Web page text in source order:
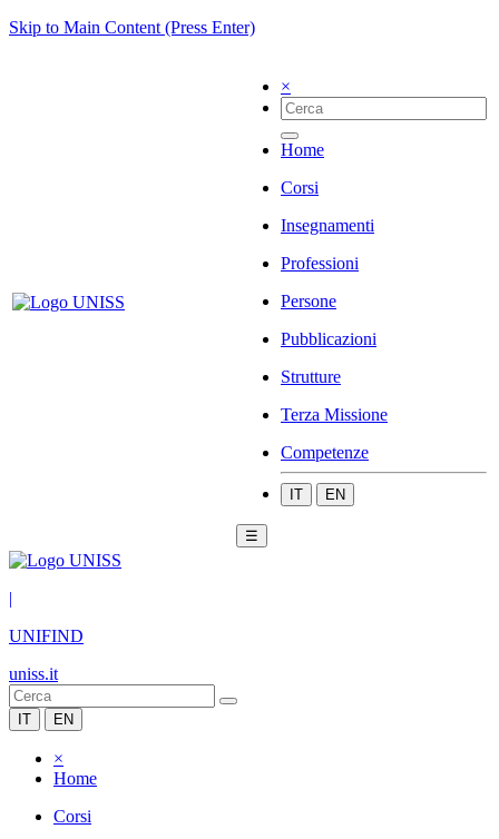
Skip to Main Content (Press Enter)
×
Home
Corsi
Insegnamenti
Professioni
Persone
Pubblicazioni
Strutture
Terza Missione
Competenze
IT EN
☰
|
UNIFIND
uniss.it
IT EN
×
Home
Corsi